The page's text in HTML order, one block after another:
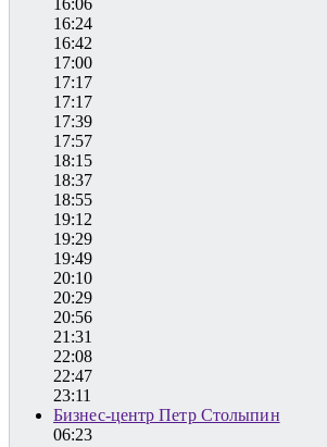
16:06
16:24
16:42
17:00
17:17
17:17
17:39
17:57
18:15
18:37
18:55
19:12
19:29
19:49
20:10
20:29
20:56
21:31
22:08
22:47
23:11
Бизнес-центр Петр Столыпин
06:23